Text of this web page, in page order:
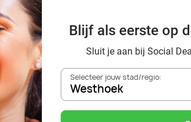
Social
korting tot
Blijf als eerste op
Sluit je aan bij Social
Selecteer jouw stad/regio:
Westhoek